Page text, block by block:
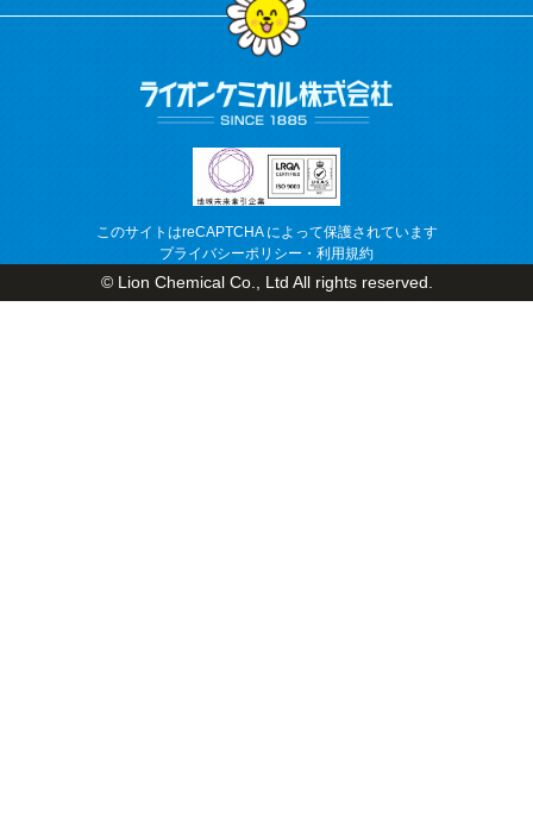
このサイトはreCAPTCHA によって保護されています
プライバシーポリシー ・ 利用規約
© Lion Chemical Co., Ltd All rights reserved.